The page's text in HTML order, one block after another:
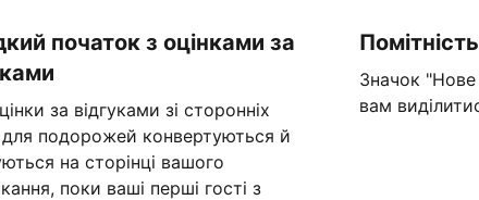
початок з оцінками за
за відгуками зі сторонніх
для подорожей конвертуються й
на сторінці вашого
поки ваші перші гості з
Значок
вам